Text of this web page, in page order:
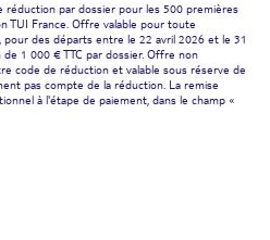
réduction par dossier pour les 500 premières
TUI France. Offre valable pour toute
des départs entre le 22 avril 2026 et le 31
1 000 € TTC par dossier. Offre non
code de réduction et valable sous réserve de
pas compte de la réduction. La remise
à l'étape de paiement, dans le champ «